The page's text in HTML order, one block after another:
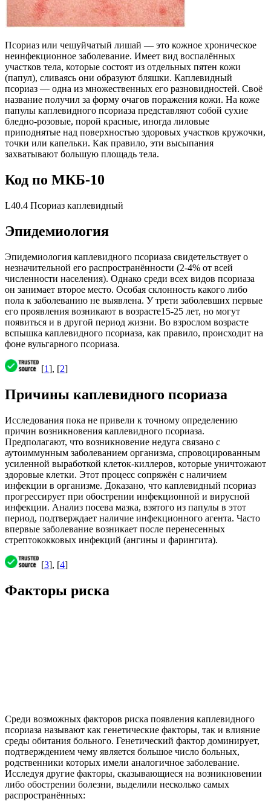
Псориаз или чешуйчатый лишай — это кожное хроническое
неинфекционное заболевание. Имеет вид воспалённых
участков тела, которые состоят из отдельных пятен кожи
(папул), сливаясь они образуют бляшки. Каплевидный
псориаз — одна из множественных его разновидностей. Своё
название получил за форму очагов поражения кожи. На коже
папулы каплевидного псориаза представляют собой сухие
бледно-розовые, порой красные, иногда лиловые
приподнятые над поверхностью здоровых участков кружочки,
точки или капельки. Как правило, эти высыпания
захватывают большую площадь тела.
Код по МКБ-10
L40.4 Псориаз каплевидный
Эпидемиология
Эпидемиология каплевидного псориаза свидетельствует о
незначительной его распространённости (2-4% от всей
численности населения). Однако среди всех видов псориаза
он занимает второе место. Особая склонность какого либо
пола к заболеванию не выявлена. У трети заболевших первые
его проявления возникают в возрасте15-25 лет, но могут
появиться и в другой период жизни. Во взрослом возрасте
вспышка каплевидного псориаза, как правило, происходит на
фоне вульгарного псориаза.
[1], [2]
Причины каплевидного псориаза
Исследования пока не привели к точному определению
причин возникновения каплевидного псориаза.
Предполагают, что возникновение недуга связано с
аутоиммунным заболеванием организма, спровоцированным
усиленной выработкой клеток-киллеров, которые уничтожают
здоровые клетки. Этот процесс сопряжён с наличием
инфекции в организме. Доказано, что каплевидный псориаз
прогрессирует при обострении инфекционной и вирусной
инфекции. Анализ посева мазка, взятого из папулы в этот
период, подтверждает наличие инфекционного агента. Часто
впервые заболевание возникает после перенесенных
стрептококковых инфекций (ангины и фарингита).
[3], [4]
Факторы риска
Среди возможных факторов риска появления каплевидного
псориаза называют как генетические факторы, так и влияние
среды обитания больного. Генетический фактор доминирует,
подтверждением чему является большое число больных,
родственники которых имели аналогичное заболевание.
Исследуя другие факторы, сказывающиеся на возникновении
либо обострении болезни, выделили несколько самых
распространённых: